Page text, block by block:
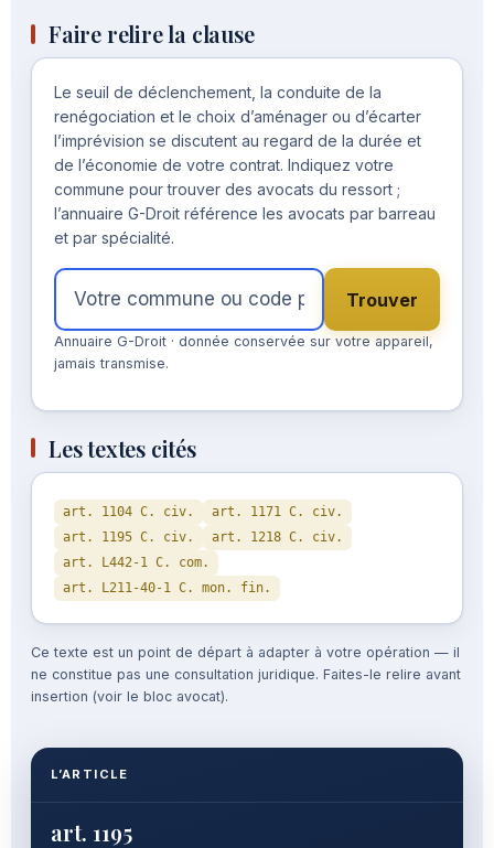
Faire relire la clause
Le seuil de déclenchement, la conduite de la
renégociation et le choix d’aménager ou d’écarter
l’imprévision se discutent au regard de la durée et
de l’économie de votre contrat. Indiquez votre
commune pour trouver des avocats du ressort ;
l’annuaire G-Droit référence les avocats par barreau
et par spécialité.
Trouver
Annuaire G-Droit · donnée conservée sur votre appareil,
jamais transmise.
Les textes cités
art. 1104 C. civ.
art. 1171 C. civ.
art. 1195 C. civ.
art. 1218 C. civ.
art. L442-1 C. com.
art. L211-40-1 C. mon. fin.
Ce texte est un point de départ à adapter à votre opération — il
ne constitue pas une consultation juridique. Faites-le relire avant
insertion (voir le bloc avocat).
L’ARTICLE
art. 1195